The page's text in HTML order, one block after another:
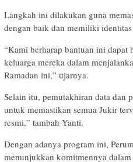
Langkah ini dilakukan guna
dengan baik dan memiliki
“Kami berharap bantuan ini dapat
keluarga mereka dalam
Ramadan ini,” ujarnya.
Selain itu, pemutakhiran data dan
untuk memastikan semua Jukir
resmi,” tambah Yanti.
Dengan adanya program ini,
menunjukkan komitmennya